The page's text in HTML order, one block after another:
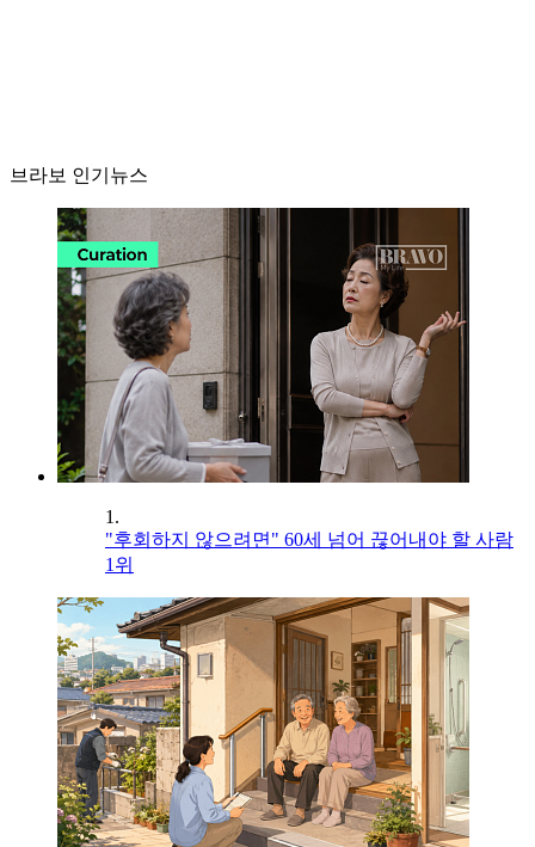
브라보 인기뉴스
1.
"후회하지 않으려면" 60세 넘어 끊어내야 할 사람
1위